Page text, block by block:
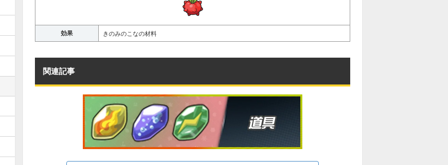
効果 きのみのこなの材料
関連記事